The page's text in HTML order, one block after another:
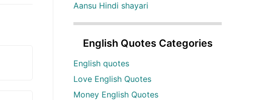
Aansu Hindi shayari
English Quotes Categories
English quotes
Love English Quotes
Money English Quotes